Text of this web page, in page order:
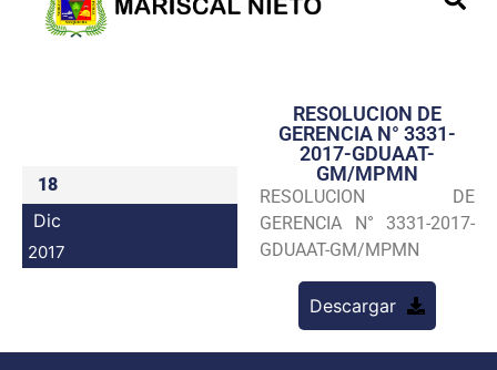
Transparencia
Seguridad
Programas
18
Dic
2017
RESOLUCION DE
GERENCIA N° 3331-
2017-GDUAAT-
GM/MPMN
RESOLUCION DE
GERENCIA N° 3331-2017-
GDUAAT-GM/MPMN
Descargar